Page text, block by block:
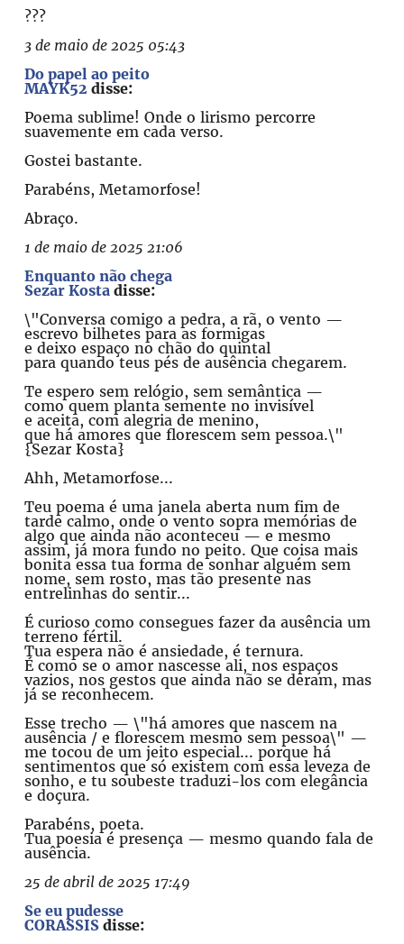
???
3 de maio de 2025 05:43
Do papel ao peito
MAYK52 disse:
Poema sublime! Onde o lirismo percorre
suavemente em cada verso.
Gostei bastante.
Parabéns, Metamorfose!
Abraço.
1 de maio de 2025 21:06
Enquanto não chega
Sezar Kosta disse:
\"Conversa comigo a pedra, a rã, o vento —
escrevo bilhetes para as formigas
e deixo espaço no chão do quintal
para quando teus pés de ausência chegarem.
Te espero sem relógio, sem semântica —
como quem planta semente no invisível
e aceita, com alegria de menino,
que há amores que florescem sem pessoa.\"
{Sezar Kosta}
Ahh, Metamorfose...
Teu poema é uma janela aberta num fim de
tarde calmo, onde o vento sopra memórias de
algo que ainda não aconteceu — e mesmo
assim, já mora fundo no peito. Que coisa mais
bonita essa tua forma de sonhar alguém sem
nome, sem rosto, mas tão presente nas
entrelinhas do sentir...
É curioso como consegues fazer da ausência um
terreno fértil.
Tua espera não é ansiedade, é ternura.
É como se o amor nascesse ali, nos espaços
vazios, nos gestos que ainda não se deram, mas
já se reconhecem.
Esse trecho — \"há amores que nascem na
ausência / e florescem mesmo sem pessoa\" —
me tocou de um jeito especial... porque há
sentimentos que só existem com essa leveza de
sonho, e tu soubeste traduzi-los com elegância
e doçura.
Parabéns, poeta.
Tua poesia é presença — mesmo quando fala de
ausência.
25 de abril de 2025 17:49
Se eu pudesse
CORASSIS disse: